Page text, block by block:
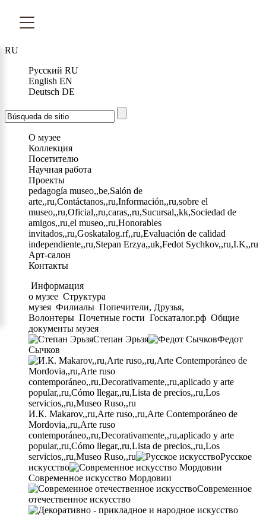
RU
Русский RU
English EN
Deutsch DE
О музее
Коллекция
Посетителю
Научная работа
Проекты
pedagogía museo,,be,Salón de
arte,,ru,Contáctanos,,ru,Información,,ru,sobre el
museo,,ru,Oficial,,ru,caras,,ru,Sucursal,,kk,Sociedad de
amigos,,ru,el museo,,ru,Honorables
invitados,,ru,Goskatalog.rf,,ru,Evaluación de calidad
independiente,,ru,Stepan Erzya,,uk,Fedot Sychkov,,ru,I.K,,ru
Арт-салон
Контакты
Информация
о музее Структура
музея Филиалы Попечители, Друзья,
Волонтеры Почетные гости Госкаталог.рф Общие
документы музея
Степан Эрьзя
Федот
Сычков
И.К. Makarov,,ru,Arte ruso,,ru,Arte Contemporáneo de
Mordovia,,ru,Arte ruso
contemporáneo,,ru,Decorativamente,,ru,aplicado y arte
popular,,ru,Cómo llegar,,ru,Lista de precios,,ru,Los
servicios,,ru,Museo Ruso,,ru
Русское
искусство
Современное искусство Мордовии
Современное
отечественное искусство